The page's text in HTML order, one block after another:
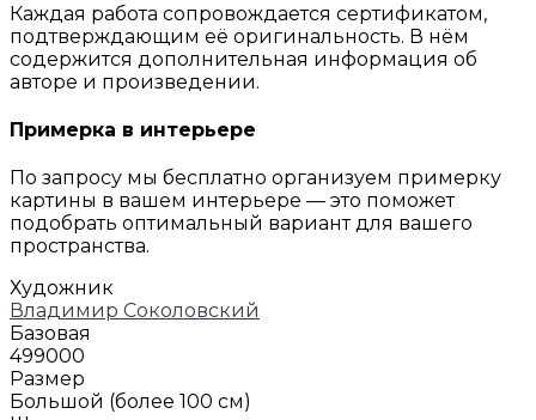
Каждая работа сопровождается сертификатом,
подтверждающим её оригинальность. В нём
содержится дополнительная информация об
авторе и произведении.
Примерка в интерьере
По запросу мы бесплатно организуем примерку
картины в вашем интерьере — это поможет
подобрать оптимальный вариант для вашего
пространства.
Художник
Владимир Соколовский
Базовая
499000
Размер
Большой (более 100 см)